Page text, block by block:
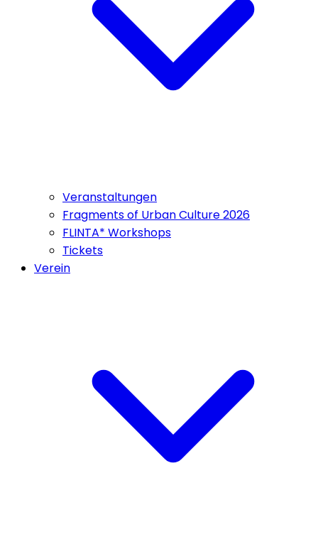
Veranstaltungen
Fragments of Urban Culture 2026
FLINTA* Workshops
Tickets
Verein